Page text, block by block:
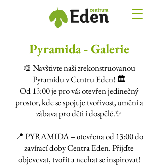
Pyramida - Galerie
🎨 Navštivte naši zrekonstruovanou
Pyramidu v Centru Eden! 🏛️
Od 13:00 je pro vás otevřen jedinečný
prostor, kde se spojuje tvořivost, umění a
zábava pro děti i dospělé.✨
📍 PYRAMIDA – otevřena od 13:00 do
zavírací doby Centra Eden. Přijďte
objevovat, tvořit a nechat se inspirovat!